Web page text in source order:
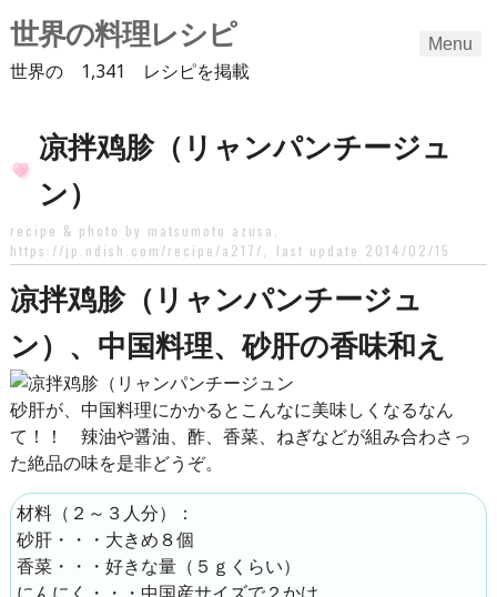
世界の料理レシピ
世界の 1,341 レシピを掲載
Menu
content
凉拌鸡胗（リャンパンチージュ
ン）
recipe & photo by matsumoto azusa,
https://jp.ndish.com/recipe/a217/
last update 2014/02/15
凉拌鸡胗（リャンパンチージュ
ン）、中国料理、砂肝の香味和え
砂肝が、中国料理にかかるとこんなに美味しくなるなん
て！！ 辣油や醤油、酢、香菜、ねぎなどが組み合わさっ
た絶品の味を是非どうぞ。
材料（ ２～３人分）：
砂肝・・・ 大きめ８個
香菜・・・ 好きな量（５ｇくらい）